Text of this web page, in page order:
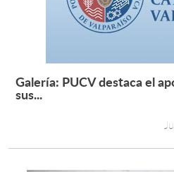
Galería: PUCV destaca el
sus...